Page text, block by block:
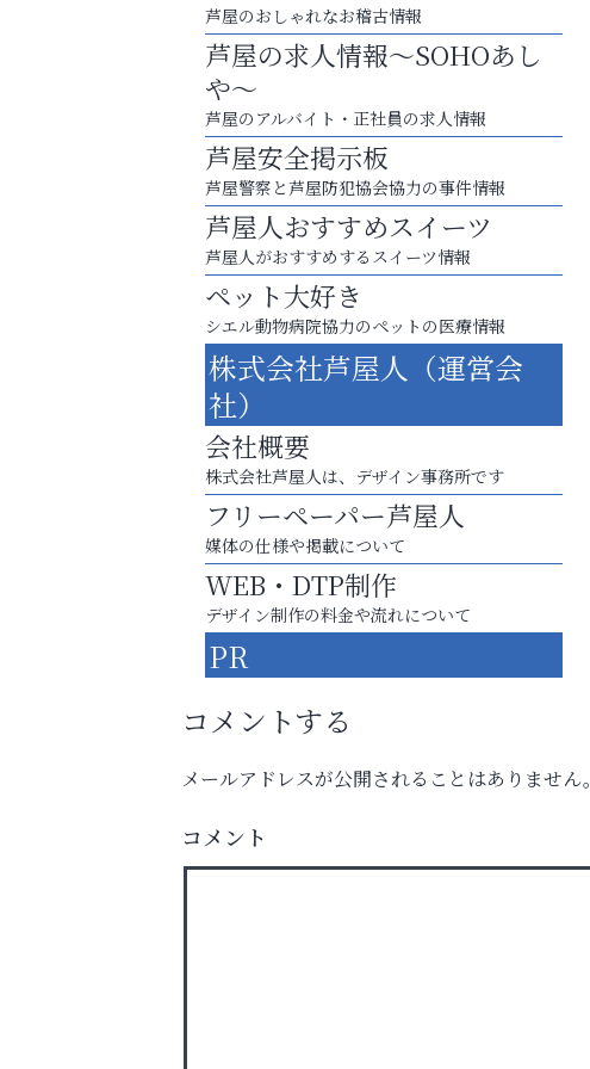
梅雨でカビが繁殖する前に！
エアコン掃除は“今”が最適
アテイン音楽教室
あなたらしく奏でる、音楽の時間
芦屋のおしゃれなお稽古情報
芦屋の求人情報～SOHOあし
や～
芦屋のアルバイト・正社員の求人情報
芦屋安全掲示板
芦屋警察と芦屋防犯協会協力の事件情報
芦屋人おすすめスイーツ
芦屋人がおすすめするスイーツ情報
ペット大好き
シエル動物病院協力のペットの医療情報
株式会社芦屋人（運営会
社）
会社概要
株式会社芦屋人は、デザイン事務所です
フリーペーパー芦屋人
媒体の仕様や掲載について
WEB・DTP制作
デザイン制作の料金や流れについて
PR
コメントする
メールアドレスが公開されることはありません。
コメント